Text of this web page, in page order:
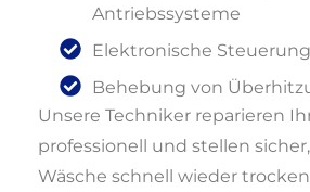
Antriebssysteme
Elektronische
Behebung von
Unsere Techniker reparieren
professionell und stellen
Wäsche schnell wieder